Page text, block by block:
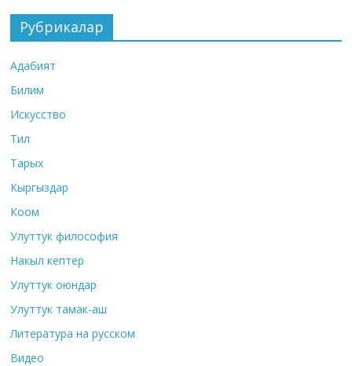
Рубрикалар
Адабият
Билим
Искусство
Тил
Тарых
Кыргыздар
Коом
Улуттук философия
Накыл кептер
Улуттук оюндар
Улуттук тамак-аш
Литература на русском
Видео